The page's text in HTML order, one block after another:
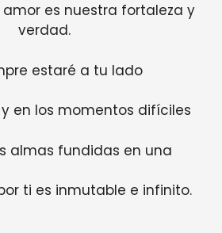
amor es nuestra fortaleza y
verdad.
estaré a tu lado
en los momentos difíciles
almas fundidas en una
ti es inmutable e infinito.